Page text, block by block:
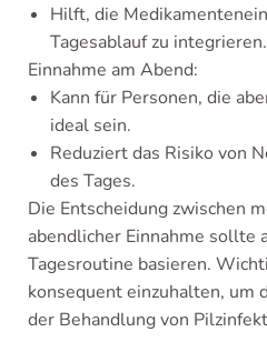
Hilft, die
Tagesablauf zu integrieren.
Einnahme am Abend:
Kann für Personen, die
ideal sein.
Reduziert das Risiko von
des Tages.
Die Entscheidung zwischen
abendlicher Einnahme sollte
Tagesroutine basieren.
konsequent einzuhalten, um
der Behandlung von